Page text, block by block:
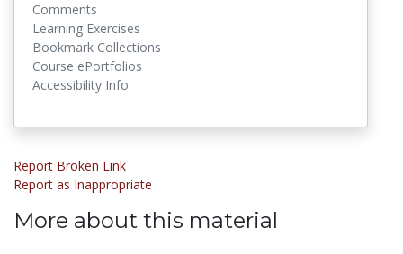
Comments
Learning Exercises
Bookmark Collections
Course ePortfolios
Accessibility Info
Report Broken Link
Report as Inappropriate
More about this material